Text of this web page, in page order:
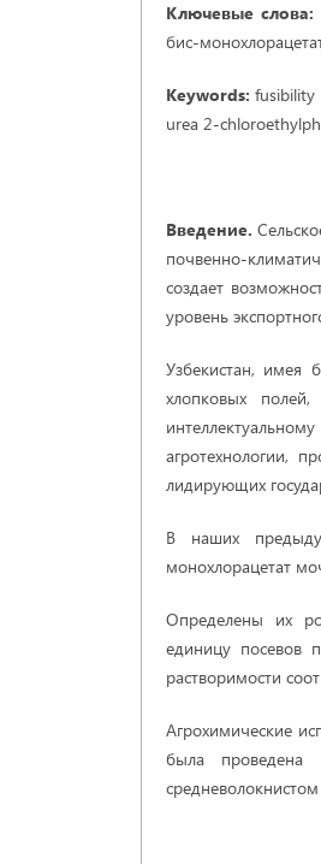
Ключевые слова:
бис-
Keywords: fusibility
urea 2-
Введение.
почвенно-
создает
уровень
Узбекистан, имея
хлопковых
агротехнологии,
лидирующих
В наших
монохлорацетат
Определены их
единицу посевов
растворимости
Агрохимические
была проведена